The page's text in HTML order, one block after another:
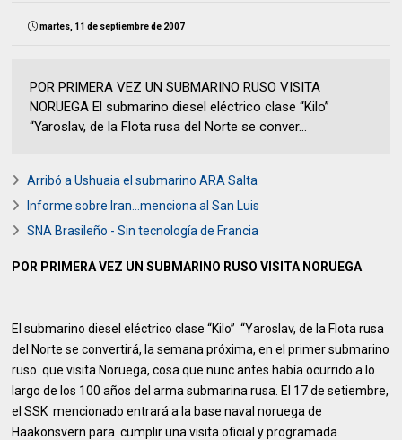
martes, 11 de septiembre de 2007
POR PRIMERA VEZ UN SUBMARINO RUSO VISITA
NORUEGA El submarino diesel eléctrico clase “Kilo”
“Yaroslav, de la Flota rusa del Norte se conver...
Arribó a Ushuaia el submarino ARA Salta
Informe sobre Iran...menciona al San Luis
SNA Brasileño - Sin tecnología de Francia
POR PRIMERA VEZ UN SUBMARINO RUSO VISITA NORUEGA
El submarino diesel eléctrico clase “Kilo” “Yaroslav, de la Flota rusa
del Norte se convertirá, la semana próxima, en el primer submarino
ruso que visita Noruega, cosa que nunc antes había ocurrido a lo
largo de los 100 años del arma submarina rusa. El 17 de setiembre,
el SSK mencionado entrará a la base naval noruega de
Haakonsvern para cumplir una visita oficial y programada.